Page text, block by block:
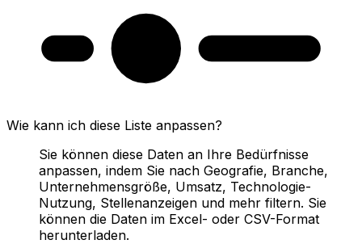
Wie kann ich diese Liste anpassen?
Sie können diese Daten an Ihre Bedürfnisse
anpassen, indem Sie nach Geografie, Branche,
Unternehmensgröße, Umsatz, Technologie-
Nutzung, Stellenanzeigen und mehr filtern. Sie
können die Daten im Excel- oder CSV-Format
herunterladen.